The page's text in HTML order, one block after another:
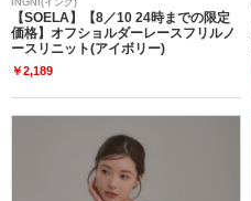
INGNI(イング)
【SOELA】【8／10 24時までの限定
価格】オフショルダーレースフリルノ
ースリニット(アイボリー)
￥2,189